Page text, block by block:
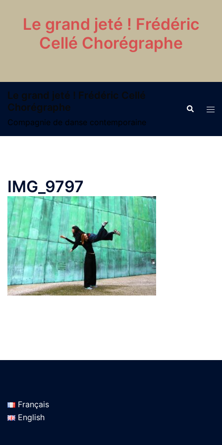
contenuLe grand jeté ! Frédéric
Cellé Chorégraphe
Le grand jeté ! Frédéric Cellé
Chorégraphe
Compagnie de danse contemporaine
IMG_9797
Français
English